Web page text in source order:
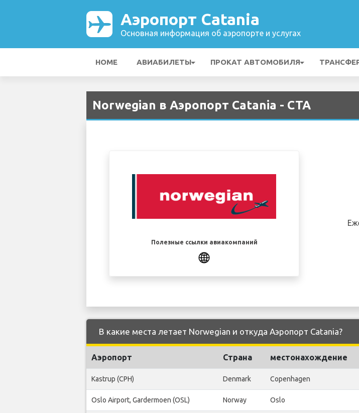
Аэропорт Catania
Основная информация об аэропорте и услугах
HOME АВИАБИЛЕТЫ ПРОКАТ АВТОМОБИЛЯ
Norwegian в Аэропорт Catania - CTA
Полезные ссылки авиакомпаний
В какие места летает Norwegian и откуда Аэропорт Catania?
Аэропорт Страна местонахождение
Kastrup (CPH) Denmark Copenhagen
Oslo Airport, Gardermoen (OSL) Norway Oslo